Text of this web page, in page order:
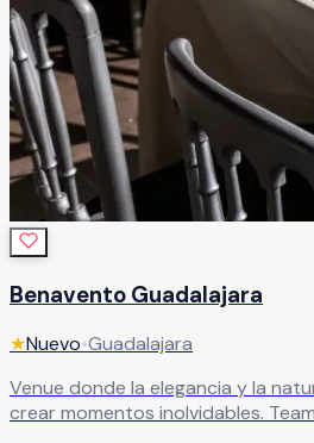
Benavento Guadalajara
★Nuevo•Guadalajara
Venue donde la elegancia y la
crear momentos inolvidables.